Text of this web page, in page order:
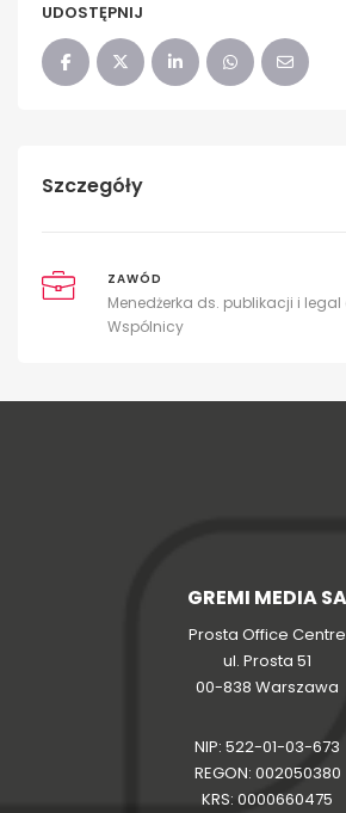
UDOSTĘPNIJ
Szczegóły
ZAWÓD
Menedżerka ds. publikacji i
Wspólnicy
GREMI MEDIA SA
Prosta Office Centre
ul. Prosta 51
00-838 Warszawa
NIP: 522-01-03-673
REGON: 002050380
KRS: 0000660475